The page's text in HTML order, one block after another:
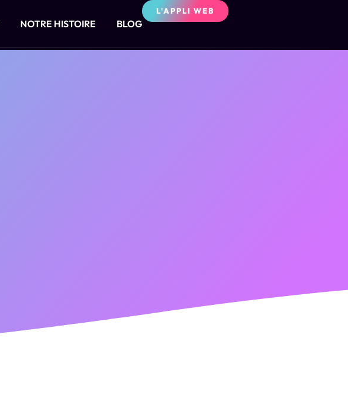
NOTRE HISTOIRE BLOG
L'APPLI WEB